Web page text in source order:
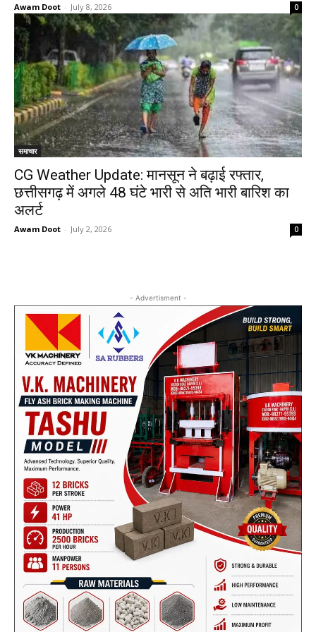
Awam Doot - July 8, 2026 0
समाचार
CG Weather Update: मानसून ने बढ़ाई रफ्तार,
छत्तीसगढ़ में अगले 48 घंटे भारी से अति भारी बारिश का
अलर्ट
Awam Doot - July 2, 2026 0
- Advertisment -